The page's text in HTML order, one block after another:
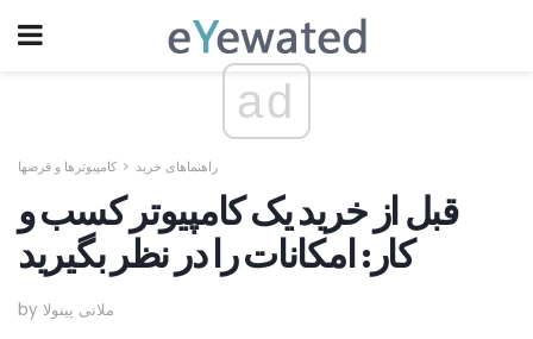
ad
راهنماهای خرید کامپیوترها و قرصها
قبل از خرید یک کامپیوتر کسب و
کار: امکانات را در نظر بگیرید
by ملانی پینولا